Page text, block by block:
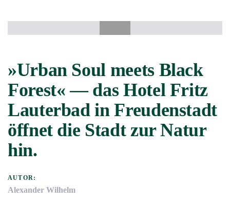
überspringen
primären
Navigation
Zum
Inhalt
springen
»Urban Soul meets Black
Forest« — das Hotel Fritz
Lauterbad in Freudenstadt
öffnet die Stadt zur Natur
hin.
AUTOR:
Alexander Wilhelm
Beitragsnavigation